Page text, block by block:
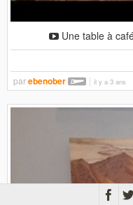
Une table à
parebenober il y a 3 ans